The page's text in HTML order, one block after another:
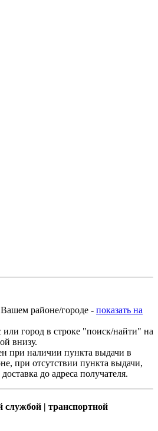
районе/городе - показать на
или город в строке "поиск/найти" на
внизу.
при наличии пункта выдачи в
при отсутствии пункта выдачи,
до адреса получателя.
службой | транспортной